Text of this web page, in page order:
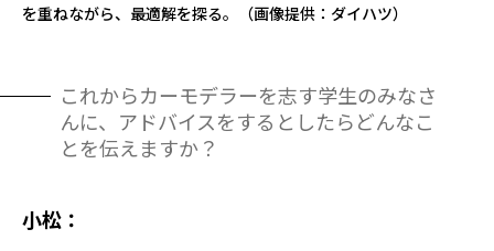
を重ねながら、最適解を探る。（画像提供：ダイハツ）
これからカーモデラーを志す学生のみなさ
んに、アドバイスをするとしたらどんなこ
とを伝えますか？
小松